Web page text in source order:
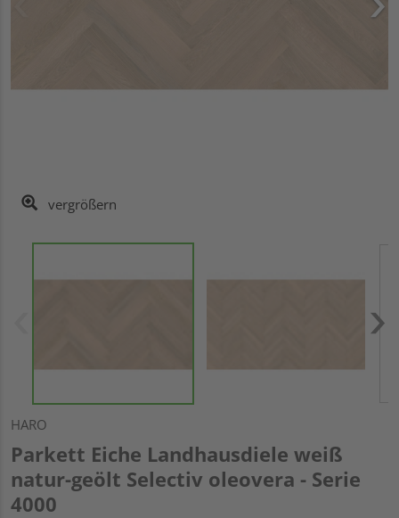
vergrößern
HARO
Parkett Eiche Landhausdiele weiß
natur-geölt Selectiv oleovera - Serie
4000